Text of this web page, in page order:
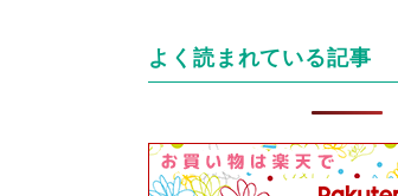
ー
よく読まれている記事